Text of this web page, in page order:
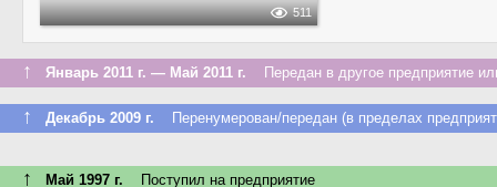
511
↑ Январь 2011 г. — Май 2011 г. Передан в другое предприятие
↑ Декабрь 2009 г. Перенумерован/передан (в пределах
↑ Май 1997 г. Поступил на предприятие